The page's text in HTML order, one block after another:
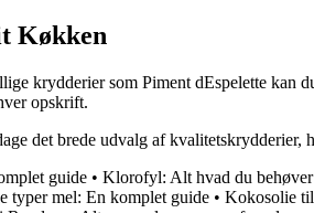
Køkken
krydderier som Piment dEspelette kan
opskrift.
det brede udvalg af
guide • Klorofyl: Alt hvad du
typer mel: En komplet guide • Kokosolie